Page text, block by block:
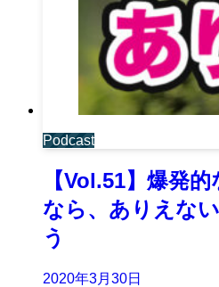
Podcast
【Vol.51】爆発
なら、ありえな
う
2020年3月30日